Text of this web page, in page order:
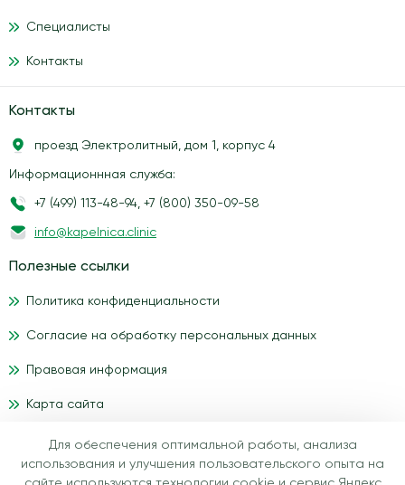
Специалисты
Контакты
Контакты
проезд Электролитный, дом 1, корпус 4
Информационнная служба:
+7 (499) 113-48-94, +7 (800) 350-09-58
info@kapelnica.clinic
Полезные ссылки
Политика конфиденциальности
Согласие на обработку персональных данных
Правовая информация
Карта сайта
Материалы, размещенные на данном сайте, носят
информационный характер и предназначены для
Для обеспечения оптимальной работы, анализа
использования и улучшения пользовательского опыта на